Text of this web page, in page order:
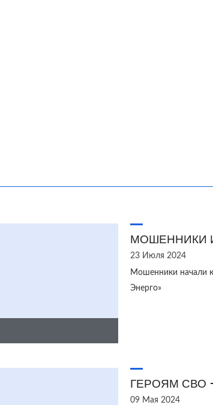
МОШЕННИКИ
23 Июля 2024
Мошенники начали
Энерго»
ГЕРОЯМ СВО
09 Мая 2024